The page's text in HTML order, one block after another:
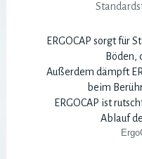
ERGOCAP sorgt für
Böden,
Außerdem dämpft
beim
ERGOCAP ist
Ablauf